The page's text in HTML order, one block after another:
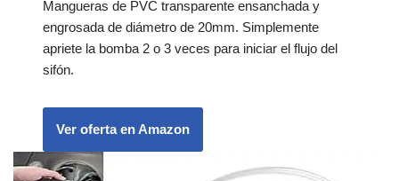
Mangueras de PVC transparente ensanchada y
engrosada de diámetro de 20mm. Simplemente
apriete la bomba 2 o 3 veces para iniciar el flujo del
sifón.
Ver oferta en Amazon